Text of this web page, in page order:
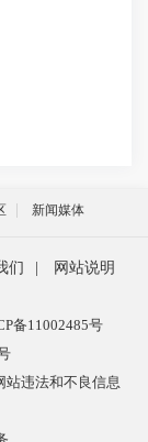
新闻媒体
们
网站说明
备11002485号
站违法和不良信息